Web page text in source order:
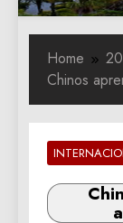
Home
Chinos